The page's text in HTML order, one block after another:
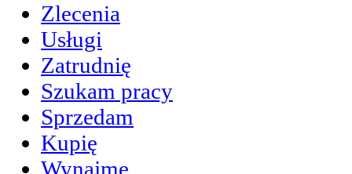
Zlecenia
Usługi
Zatrudnię
Szukam pracy
Sprzedam
Kupię
Wynajmę